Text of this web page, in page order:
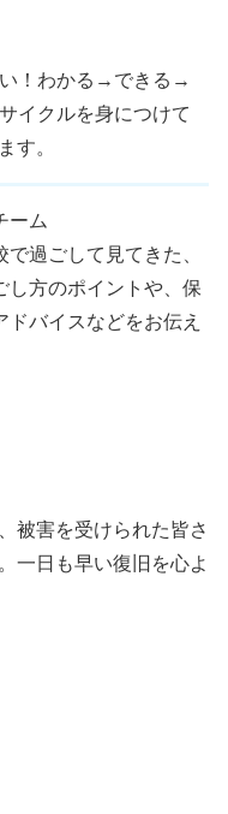
！わかる→できる→
イクルを身につけて
す。
ーム
過ごして見てきた、
し方のポイントや、保
ドバイスなどをお伝え
被害を受けられた皆さ
一日も早い復旧を心よ